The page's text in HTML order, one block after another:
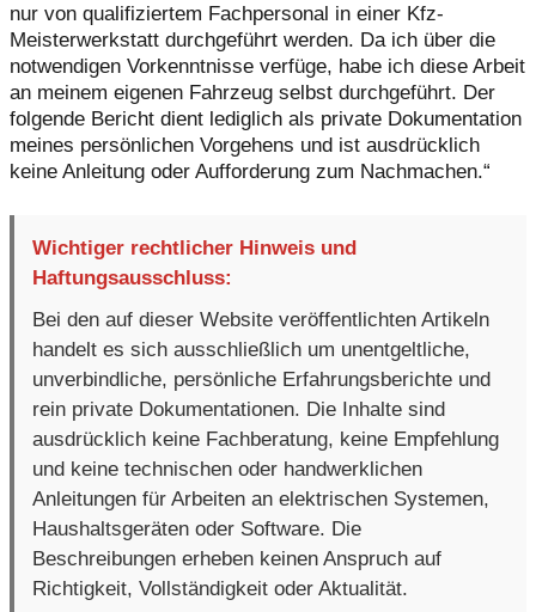
nur von qualifiziertem Fachpersonal in einer Kfz-
Meisterwerkstatt durchgeführt werden. Da ich über die
notwendigen Vorkenntnisse verfüge, habe ich diese Arbeit
an meinem eigenen Fahrzeug selbst durchgeführt. Der
folgende Bericht dient lediglich als private Dokumentation
meines persönlichen Vorgehens und ist ausdrücklich
keine Anleitung oder Aufforderung zum Nachmachen.“
Wichtiger rechtlicher Hinweis und
Haftungsausschluss:
Bei den auf dieser Website veröffentlichten Artikeln
handelt es sich ausschließlich um unentgeltliche,
unverbindliche, persönliche Erfahrungsberichte und
rein private Dokumentationen. Die Inhalte sind
ausdrücklich keine Fachberatung, keine Empfehlung
und keine technischen oder handwerklichen
Anleitungen für Arbeiten an elektrischen Systemen,
Haushaltsgeräten oder Software. Die
Beschreibungen erheben keinen Anspruch auf
Richtigkeit, Vollständigkeit oder Aktualität.